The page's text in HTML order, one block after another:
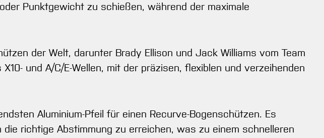
Punktgewicht zu schießen, während der maximale
der Welt, darunter Brady Ellison und Jack Williams vom Team
und A/C/E-Wellen, mit der präzisen, flexiblen und verzeihenden
Aluminium-Pfeil für einen Recurve-Bogenschützen. Es
richtige Abstimmung zu erreichen, was zu einem schnelleren